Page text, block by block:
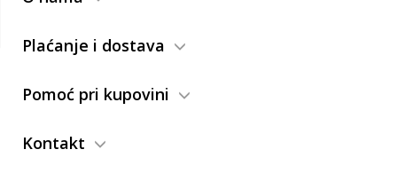
Plaćanje i dostava
Pomoć pri kupovini
Kontakt